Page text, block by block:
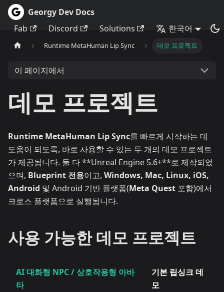
Georgy Dev Docs
Fab
Discord Solutions 한국어
Runtime MetaHuman Lip Sync 데모 프로젝트
이 페이지에서
데모 프로젝트
Runtime MetaHuman Lip Sync를 빠르게 시작하는 데
도움이 되도록, 바로 사용할 수 있는 두 개의 데모 프로젝트
가 제공됩니다. 둘 다 **Unreal Engine 5.6+**로 제작되었
으며, Blueprint 전용이고, Windows, Mac, Linux, iOS,
Android 및 Android 기반 플랫폼(Meta Quest 포함)에서
크로스 플랫폼으로 실행됩니다.
사용 가능한 데모 프로젝트
AI 대화형 NPC / 상호작용형 아바
타
기본 립싱크 데
모